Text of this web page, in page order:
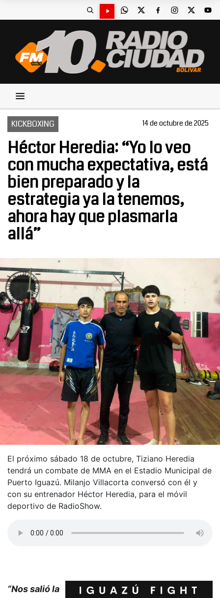
KICKBOXING 14 de octubre de 2025
Héctor Heredia: “Yo lo veo
con mucha expectativa, está
bien preparado y la
estrategia ya la tenemos,
ahora hay que plasmarla
allá”
El próximo sábado 18 de octubre, Tiziano Heredia
tendrá un combate de MMA en el Estadio Municipal de
Puerto Iguazú. Milanjo Villacorta conversó con él y
con su entrenador Héctor Heredia, para el móvil
deportivo de RadioShow.
“Nos salió la